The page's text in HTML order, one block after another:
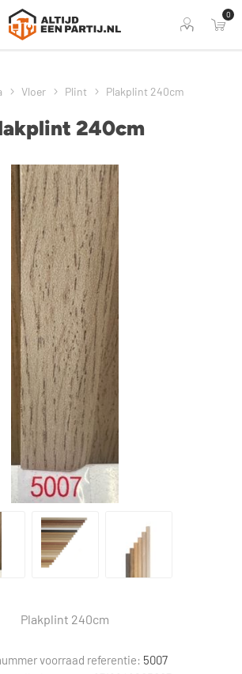
0
Vloer Plint Plakplint 240cm
240cm
Plakplint 240cm
voorraad referentie: 5007